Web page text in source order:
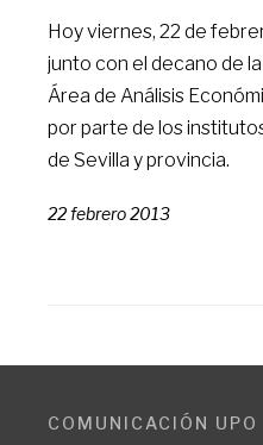
Hoy viernes, 22 de
junto con el decano de
Área de Análisis
por parte de los
de Sevilla y provincia.
22 febrero 2013
COMUNICACIÓN UPO